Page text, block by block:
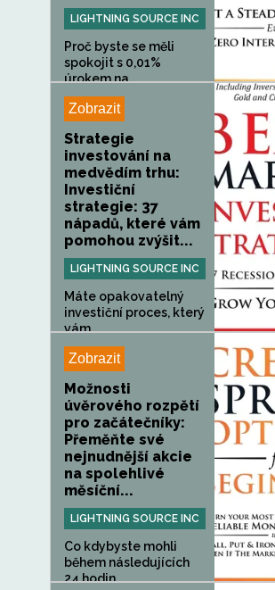
LIGHTNING SOURCE INC
Proč byste se měli
spokojit s 0,01%
úrokem na...
Zobrazit
Strategie
investování na
medvědím trhu:
Investiční
strategie: 37
nápadů, které vám
pomohou zvýšit...
LIGHTNING SOURCE INC
Máte opakovatelný
investiční proces, který
vám...
Zobrazit
Možnosti
úvěrového rozpětí
pro začátečníky:
Přeměňte své
nejnudnější akcie
na spolehlivé
měsíční...
LIGHTNING SOURCE INC
Co kdybyste mohli
během následujících
24 hodin...